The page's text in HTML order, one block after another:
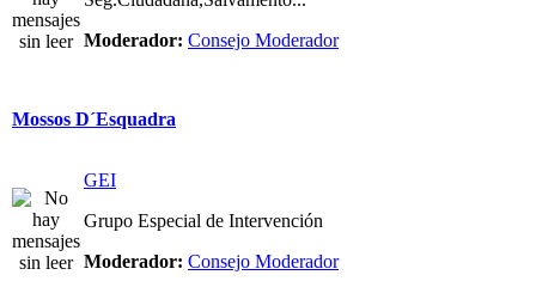
Moderador: Consejo Moderador
Mossos D´Esquadra
GEI
Grupo Especial de Intervención
Moderador: Consejo Moderador